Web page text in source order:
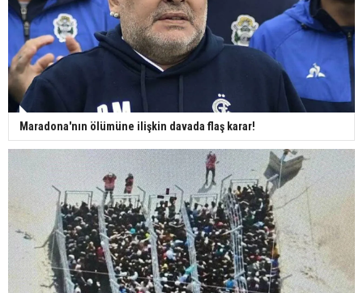
Maradona'nın ölümüne ilişkin davada flaş karar!